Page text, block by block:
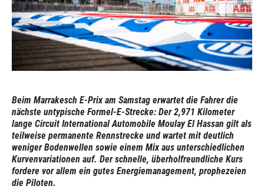
Beim Marrakesch E-Prix am Samstag erwartet die Fahrer die
nächste untypische Formel-E-Strecke: Der 2,971 Kilometer
lange Circuit International Automobile Moulay El Hassan gilt als
teilweise permanente Rennstrecke und wartet mit deutlich
weniger Bodenwellen sowie einem Mix aus unterschiedlichen
Kurvenvariationen auf. Der schnelle, überholfreundliche Kurs
fordere vor allem ein gutes Energiemanagement, prophezeien
die Piloten.